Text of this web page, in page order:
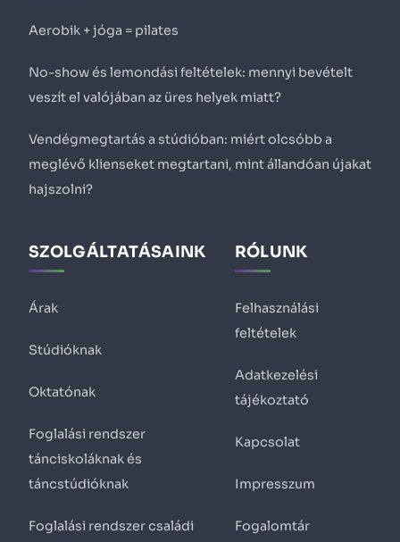
Aerobik + jóga = pilates
No-show és lemondási feltételek: mennyi bevételt
veszít el valójában az üres helyek miatt?
Vendégmegtartás a stúdióban: miért olcsóbb a
meglévő klienseket megtartani, mint állandóan újakat
hajszolni?
SZOLGÁLTATÁSAINK
Árak
Stúdióknak
Oktatónak
Foglalási rendszer
tánciskoláknak és
táncstúdióknak
Foglalási rendszer családi
RÓLUNK
Felhasználási
feltételek
Adatkezelési
tájékoztató
Kapcsolat
Impresszum
Fogalomtár